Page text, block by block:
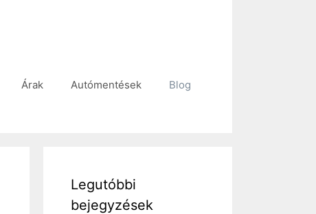
Árak Autómentések Blog
Legutóbbi
bejegyzések